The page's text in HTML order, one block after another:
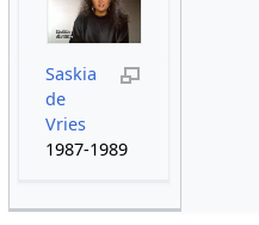
Saskia
de
Vries
1987-1989